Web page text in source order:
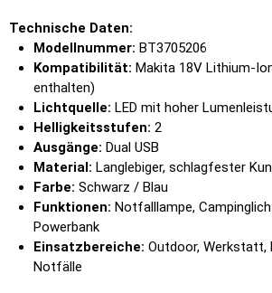
Technische Daten:
Modellnummer: BT3705206
Kompatibilität: Makita 18V Lithium-
enthalten)
Lichtquelle: LED mit hoher
Helligkeitsstufen: 2
Ausgänge: Dual USB
Material: Langlebiger, schlagfester
Farbe: Schwarz / Blau
Funktionen: Notfalllampe,
Powerbank
Einsatzbereiche: Outdoor, Werkstatt,
Notfälle